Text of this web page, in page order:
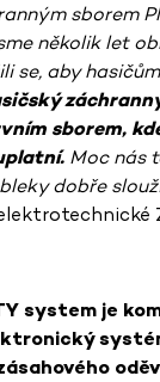
sborem
několik let
se, aby
sborem,
Moc nás
dobře
system je